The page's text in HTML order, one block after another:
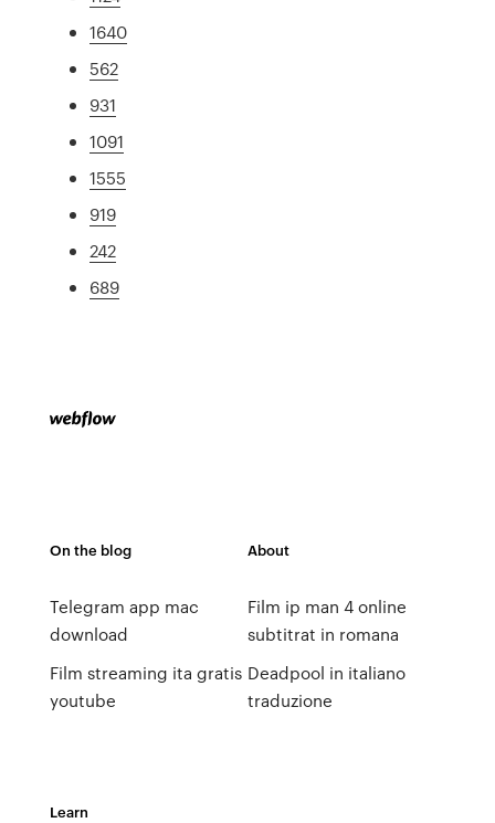
1640
562
931
1091
1555
919
242
689
On the blog
Telegram app mac
download
Film streaming ita gratis
youtube
About
Film ip man 4 online
subtitrat in romana
Deadpool in italiano
traduzione
Learn